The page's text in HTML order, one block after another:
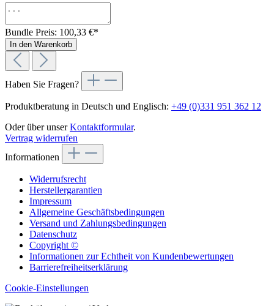
Bundle Preis: 100,33 €*
In den Warenkorb
Haben Sie Fragen?
Produktberatung in Deutsch und Englisch: +49 (0)331 951 362 12
Oder über unserKontaktformular.
Vertrag widerrufen
Informationen
Widerrufsrecht
Herstellergarantien
Impressum
Allgemeine Geschäftsbedingungen
Versand und Zahlungsbedingungen
Datenschutz
Copyright ©
Informationen zur Echtheit von Kundenbewertungen
Barrierefreiheitserklärung
Cookie-Einstellungen